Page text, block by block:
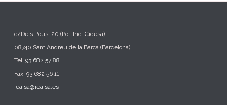
c/Dels Pous, 20 (Pol. Ind. Cidesa)
08740 Sant Andreu de la Barca (Barcelona)
Tel.93 682 57 88
Fax. 93 682 56 11
ieaisa@ieaisa.es